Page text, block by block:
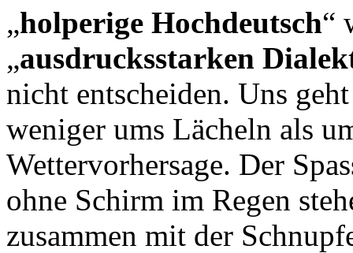
„holperige Hochdeutsch“
„ausdrucksstarken
nicht entscheiden. Uns
weniger ums Lächeln als
Wettervorhersage. Der
ohne Schirm im Regen
zusammen mit der